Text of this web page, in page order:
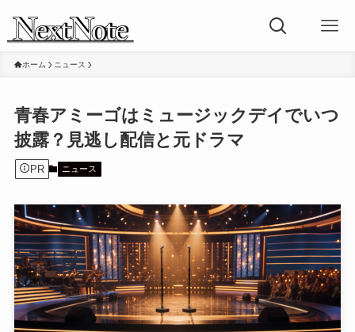
ホーム ニュース
青春アミーゴはミュージックデイでいつ
披露？見逃し配信と元ドラマ
PR ニュース